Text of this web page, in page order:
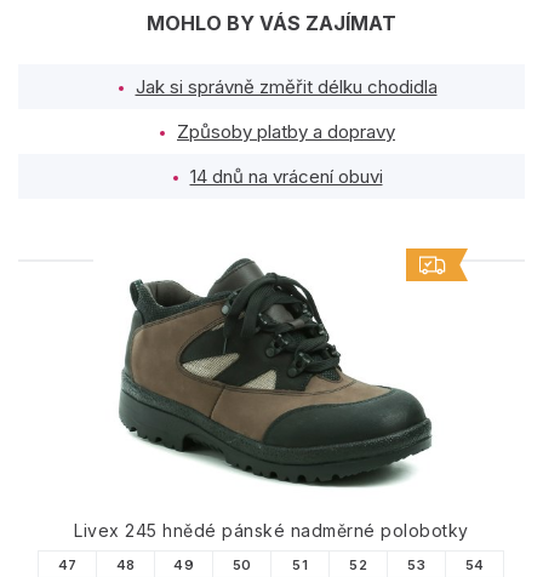
MOHLO BY VÁS ZAJÍMAT
Jak si správně změřit délku chodidla
Způsoby platby a dopravy
14 dnů na vrácení obuvi
PODOBNÉ PRODUKTY
Livex 245 hnědé pánské nadměrné polobotky
47 48 49 50 51 52 53 54